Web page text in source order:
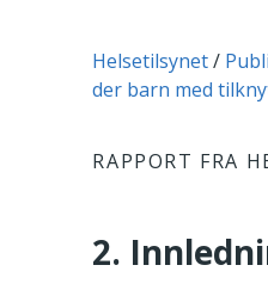
Du er her:
Helsetilsynet
der barn med
RAPPORT FRA
2.